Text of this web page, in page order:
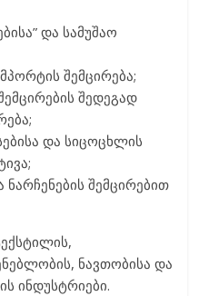
და სამუშაო
შემცირება;
შედეგად
და სიცოცხლის
ნარჩენების შემცირებით
ნავთობისა და
ინდუსტრიები.